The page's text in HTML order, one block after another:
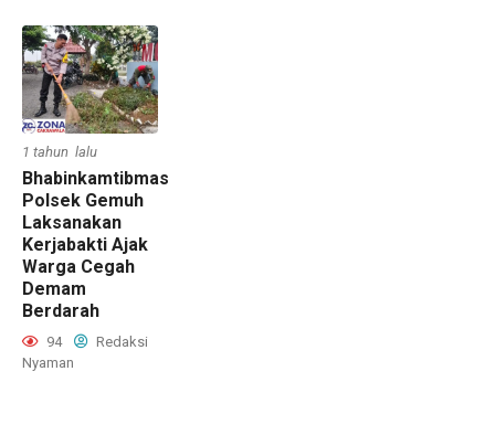
1 tahun lalu
Bhabinkamtibmas
Polsek Gemuh
Laksanakan
Kerjabakti Ajak
Warga Cegah
Demam
Berdarah
94
Redaksi
Nyaman